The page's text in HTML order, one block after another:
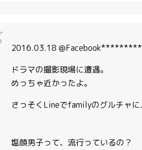
2016.03.18
ドラマの撮影現場に遭遇。
めっちゃ近かったよ。
さっそくLineでfamilyのグルチャに
塩顔男子って、流行っているの？